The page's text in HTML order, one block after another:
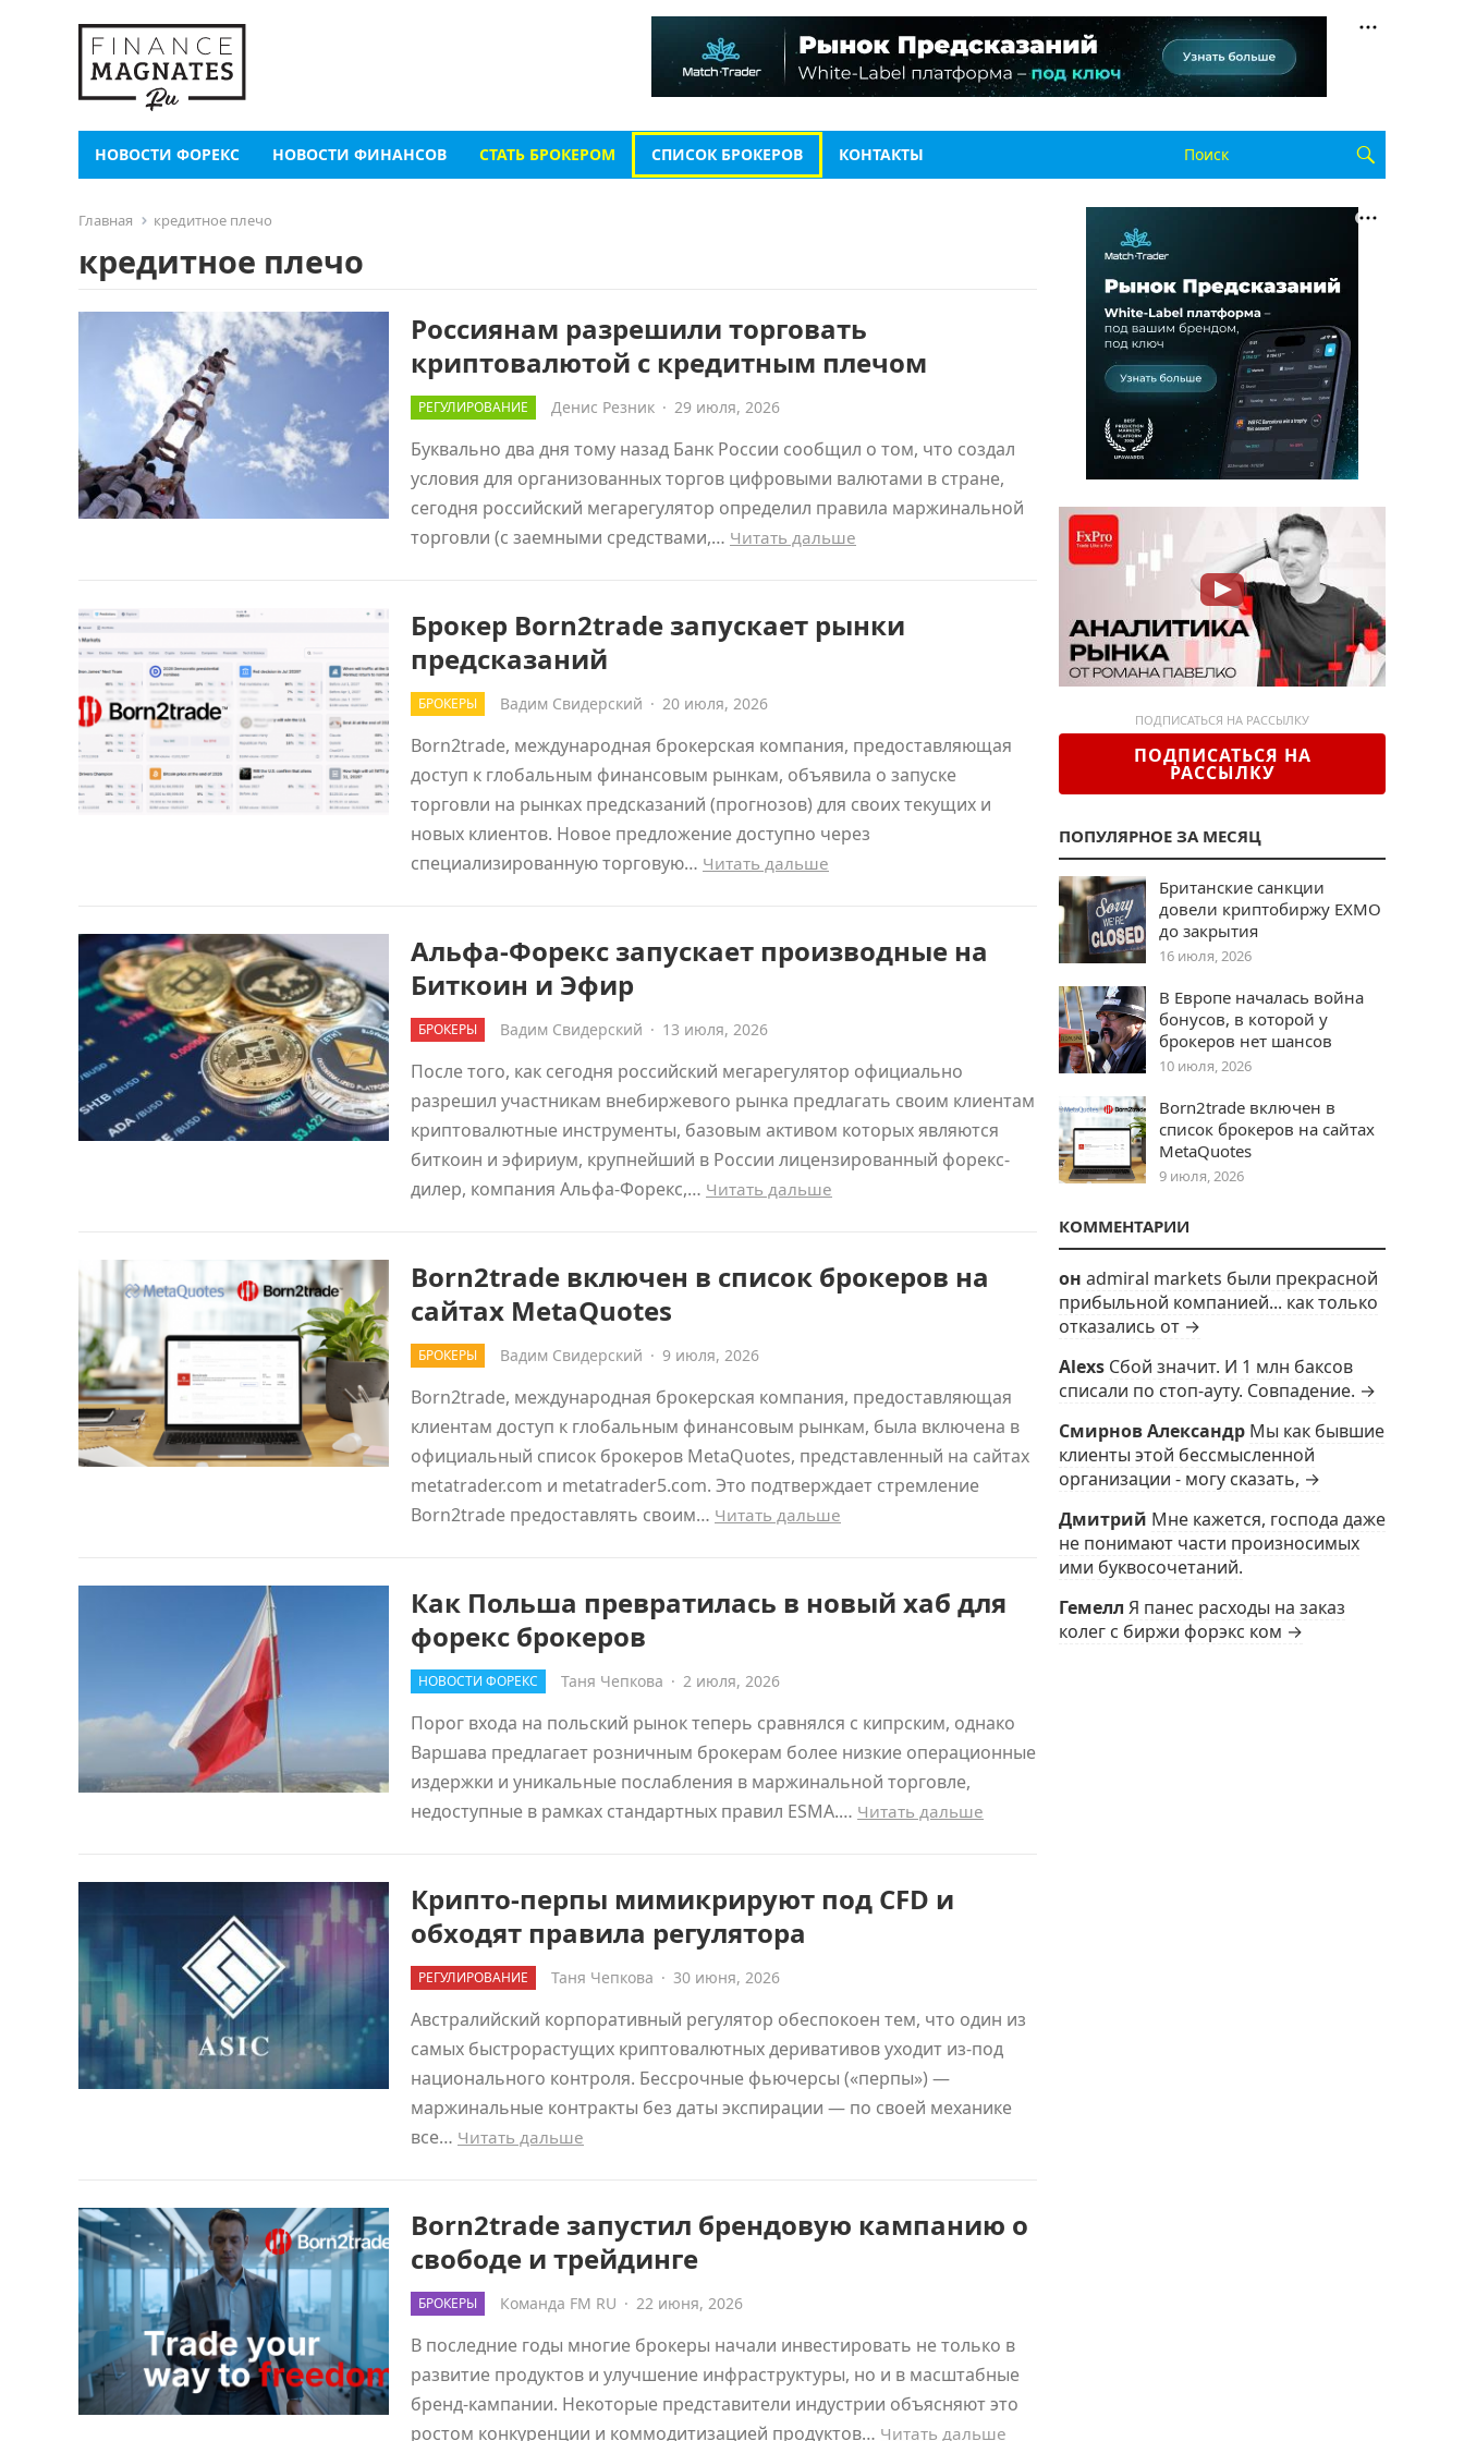
НОВОСТИ ФОРЕКС НОВОСТИ ФИНАНСОВ СТАТЬ БРОКЕРОМ СПИСОК БРОКЕРОВ КОНТАКТЫ
Главная кредитное плечо
кредитное плечо
Россиянам разрешили торговать
криптовалютой с кредитным плечом
РЕГУЛИРОВАНИЕ Денис Резник · 29 июля, 2026
Буквально два дня тому назад Банк России сообщил о том, что создал
условия для организованных торгов цифровыми валютами в стране,
сегодня российский мегарегулятор определил правила маржинальной
торговли (с заемными средствами,… Читать дальше
Брокер Born2trade запускает рынки
предсказаний
БРОКЕРЫ Вадим Свидерский · 20 июля, 2026
Born2trade, международная брокерская компания, предоставляющая
доступ к глобальным финансовым рынкам, объявила о запуске
торговли на рынках предсказаний (прогнозов) для своих текущих и
новых клиентов. Новое предложение доступно через
специализированную торговую… Читать дальше
Альфа-Форекс запускает производные на
Биткоин и Эфир
БРОКЕРЫ Вадим Свидерский · 13 июля, 2026
После того, как сегодня российский мегарегулятор официально
разрешил участникам внебиржевого рынка предлагать своим клиентам
криптовалютные инструменты, базовым активом которых являются
биткоин и эфириум, крупнейший в России лицензированный форекс-
дилер, компания Альфа-Форекс,… Читать дальше
Born2trade включен в список брокеров на
сайтах MetaQuotes
БРОКЕРЫ Вадим Свидерский · 9 июля, 2026
Born2trade, международная брокерская компания, предоставляющая
клиентам доступ к глобальным финансовым рынкам, была включена в
официальный список брокеров MetaQuotes, представленный на сайтах
metatrader.com и metatrader5.com. Это подтверждает стремление
Born2trade предоставлять своим… Читать дальше
Как Польша превратилась в новый хаб для
форекс брокеров
НОВОСТИ ФОРЕКС Таня Чепкова · 2 июля, 2026
Порог входа на польский рынок теперь сравнялся с кипрским, однако
Варшава предлагает розничным брокерам более низкие операционные
издержки и уникальные послабления в маржинальной торговле,
недоступные в рамках стандартных правил ESMA.… Читать дальше
Крипто-перпы мимикрируют под CFD и
обходят правила регулятора
РЕГУЛИРОВАНИЕ Таня Чепкова · 30 июня, 2026
Австралийский корпоративный регулятор обеспокоен тем, что один из
самых быстрорастущих криптовалютных деривативов уходит из-под
национального контроля. Бессрочные фьючерсы («перпы») —
маржинальные контракты без даты экспирации — по своей механике
все… Читать дальше
Born2trade запустил брендовую кампанию о
свободе и трейдинге
БРОКЕРЫ Команда FM RU · 22 июня, 2026
В последние годы многие брокеры начали инвестировать не только в
развитие продуктов и улучшение инфраструктуры, но и в масштабные
бренд-кампании. Некоторые представители индустрии объясняют это
ростом конкуренции и коммодитизацией продуктов… Читать дальше
ПОДПИСАТЬСЯ НА РАССЫЛКУ
ПОДПИСАТЬСЯ НА
РАССЫЛКУ
ПОПУЛЯРНОЕ ЗА МЕСЯЦ
Британские санкции
довели криптобиржу EXMO
до закрытия
16 июля, 2026
В Европе началась война
бонусов, в которой у
брокеров нет шансов
10 июля, 2026
Born2trade включен в
список брокеров на сайтах
MetaQuotes
9 июля, 2026
КОММЕНТАРИИ
он admiral markets были прекрасной
прибыльной компанией... как только
отказались от →
Alexs Сбой значит. И 1 млн баксов
списали по стоп-ауту. Совпадение. →
Смирнов Александр Мы как бывшие
клиенты этой бессмысленной
организации - могу сказать, →
Дмитрий Мне кажется, господа даже
не понимают части произносимых
ими буквосочетаний.
Гемелл Я панес расходы на заказ
колег с биржи форэкс ком →